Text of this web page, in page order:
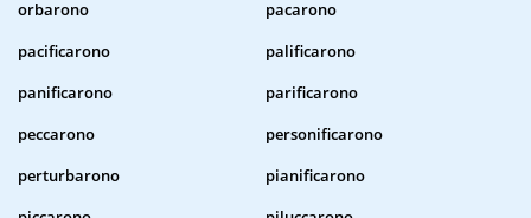
orbarono
pacarono
pacificarono
palificarono
panificarono
parificarono
peccarono
personificarono
perturbarono
pianificarono